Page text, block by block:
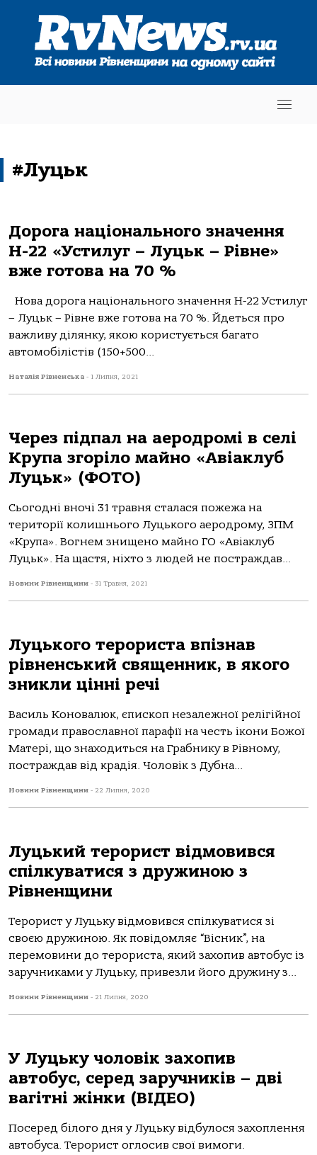
#Луцьк
Дорога національного значення
Н-22 «Устилуг – Луцьк – Рівне»
вже готова на 70 %
Нова дорога національного значення Н-22 Устилуг
– Луцьк – Рівне вже готова на 70 %. Йдеться про
важливу ділянку, якою користується багато
автомобілістів (150+500...
Наталія Рівненська - 1 Липня, 2021
Через підпал на аеродромі в селі
Крупа згоріло майно «Авіаклуб
Луцьк» (ФОТО)
Сьогодні вночі 31 травня сталася пожежа на
території колишнього Луцького аеродрому, ЗПМ
«Крупа». Вогнем знищено майно ГО «Авіаклуб
Луцьк». На щастя, ніхто з людей не постраждав...
Новини Рівненщини - 31 Травня, 2021
Луцького терориста впізнав
рівненський священник, в якого
зникли цінні речі
Василь Коновалюк, єпископ незалежної релігійної
громади православної парафії на честь ікони Божої
Матері, що знаходиться на Грабнику в Рівному,
постраждав від крадія. Чоловік з Дубна...
Новини Рівненщини - 22 Липня, 2020
Луцький терорист відмовився
спілкуватися з дружиною з
Рівненщини
Терорист у Луцьку відмовився спілкуватися зі
своєю дружиною. Як повідомляє “Вісник”, на
перемовини до терориста, який захопив автобус із
заручниками у Луцьку, привезли його дружину з...
Новини Рівненщини - 21 Липня, 2020
У Луцьку чоловік захопив
автобус, серед заручників – дві
вагітні жінки (ВІДЕО)
Посеред білого дня у Луцьку відбулося захоплення
автобуса. Терорист оглосив свої вимоги.